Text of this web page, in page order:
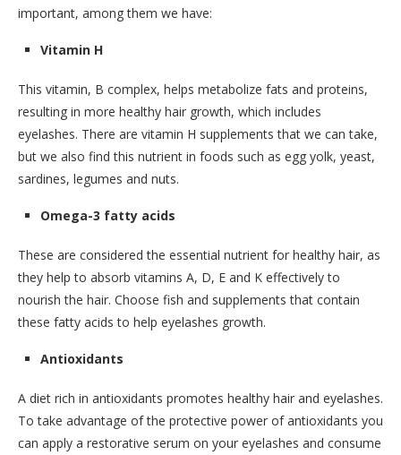
important, among them we have:
Vitamin H
This vitamin, B complex, helps metabolize fats and proteins,
resulting in more healthy hair growth, which includes
eyelashes. There are vitamin H supplements that we can take,
but we also find this nutrient in foods such as egg yolk, yeast,
sardines, legumes and nuts.
Omega-3 fatty acids
These are considered the essential nutrient for healthy hair, as
they help to absorb vitamins A, D, E and K effectively to
nourish the hair. Choose fish and supplements that contain
these fatty acids to help eyelashes growth.
Antioxidants
A diet rich in antioxidants promotes healthy hair and eyelashes.
To take advantage of the protective power of antioxidants you
can apply a restorative serum on your eyelashes and consume